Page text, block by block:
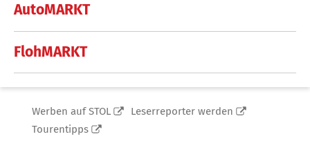
AutoMARKT
FlohMARKT
Werben auf STOL
Leserreporter werden
Tourentipps